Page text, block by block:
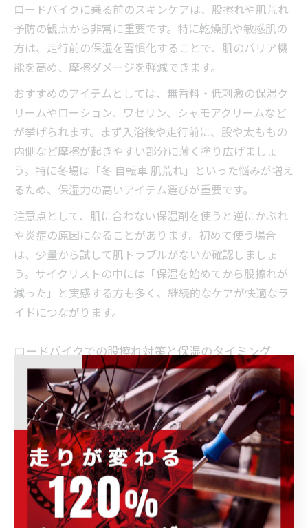
ロードバイクに乗る前のスキンケアは、股擦れや肌荒れ
予防の観点から非常に重要です。特に乾燥肌や敏感肌の
方は、走行前の保湿を習慣化することで、肌のバリア機
能を高め、摩擦ダメージを軽減できます。
おすすめのアイテムとしては、無香料・低刺激の保湿ク
リームやローション、ワセリン、シャモアクリームなど
が挙げられます。まず入浴後や走行前に、股や太ももの
内側など摩擦が起きやすい部分に薄く塗り広げましょ
う。特に冬場は「冬 自転車 肌荒れ」といった悩みが増え
るため、保湿力の高いアイテム選びが重要です。
注意点として、肌に合わない保湿剤を使うと逆にかぶれ
や炎症の原因になることがあります。初めて使う場合
は、少量から試して肌トラブルがないか確認しましょ
う。サイクリストの中には「保湿を始めてから股擦れが
減った」と実感する方も多く、継続的なケアが快適なラ
イドにつながります。
ロードバイクでの股擦れ対策と保湿のタイミング
ロードバイクにおいて股擦れや肌荒れを予防するために
は、保湿と対策のタイミングが重要です。走行前の事前
ケアはもちろん、走行後のアフターケアも欠かせませ
ん。特に長距離ライドや夏場の高温多湿な環境では、汗
や摩擦が増えるため、こまめなケアが求められます。
具体的には、走行前に保湿クリームやワセリンを塗るこ
とで摩擦を予防し、走行後はシャワーで汗や汚れをしっ
かり落とし、再度保湿を行うのが理想的な流れです。肌